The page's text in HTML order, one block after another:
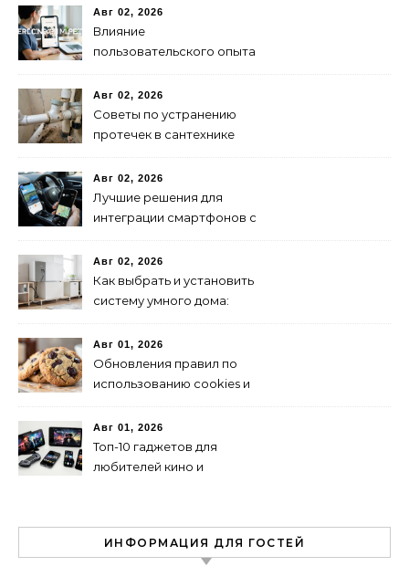
пошаговая инструкция
Авг 02, 2026
Влияние
пользовательского опыта
исследования
Авг 02, 2026
Советы по устранению
протечек в сантехнике
Авг 02, 2026
Лучшие решения для
интеграции смартфонов с
Авг 02, 2026
Как выбрать и установить
систему умного дома:
Авг 01, 2026
Обновления правил по
использованию cookies и
Авг 01, 2026
Топ-10 гаджетов для
любителей кино и
ИНФОРМАЦИЯ ДЛЯ ГОСТЕЙ